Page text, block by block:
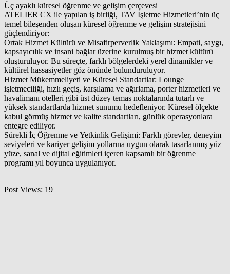
Üç ayaklı küresel öğrenme ve gelişim çerçevesi
ATELIER CX ile yapılan iş birliği, TAV İşletme Hizmetleri’nin üç
temel bileşenden oluşan küresel öğrenme ve gelişim stratejisini
güçlendiriyor:
Ortak Hizmet Kültürü ve Misafirperverlik Yaklaşımı: Empati, saygı,
kapsayıcılık ve insani bağlar üzerine kurulmuş bir hizmet kültürü
oluşturuluyor. Bu süreçte, farklı bölgelerdeki yerel dinamikler ve
kültürel hassasiyetler göz önünde bulunduruluyor.
Hizmet Mükemmeliyeti ve Küresel Standartlar: Lounge
işletmeciliği, hızlı geçiş, karşılama ve ağırlama, porter hizmetleri ve
havalimanı otelleri gibi üst düzey temas noktalarında tutarlı ve
yüksek standartlarda hizmet sunumu hedefleniyor. Küresel ölçekte
kabul görmüş hizmet ve kalite standartları, günlük operasyonlara
entegre ediliyor.
Sürekli İç Öğrenme ve Yetkinlik Gelişimi: Farklı görevler, deneyim
seviyeleri ve kariyer gelişim yollarına uygun olarak tasarlanmış yüz
yüze, sanal ve dijital eğitimleri içeren kapsamlı bir öğrenme
programı yıl boyunca uygulanıyor.
Post Views: 19